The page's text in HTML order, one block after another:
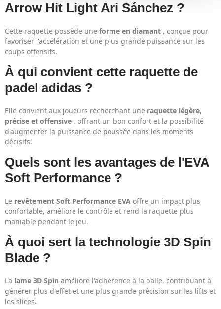
Arrow Hit Light Ari Sánchez ?
Cette raquette possède une forme en diamant , conçue pour
favoriser l'accélération et une plus grande puissance sur les
coups offensifs.
À qui convient cette raquette de
padel adidas ?
Elle convient aux joueurs recherchant une raquette légère,
précise et offensive , offrant un bon confort et la possibilité
d'augmenter la puissance de poussée dans les moments
décisifs.
Quels sont les avantages de l'EVA
Soft Performance ?
Le revêtement Soft Performance EVA offre un impact plus
confortable, améliore le contrôle et rend la raquette plus
maniable pendant le jeu.
À quoi sert la technologie 3D Spin
Blade ?
La lame 3D Spin améliore l'adhérence à la balle, contribuant à
générer plus d'effet et une plus grande précision sur les lifts et
les slices.